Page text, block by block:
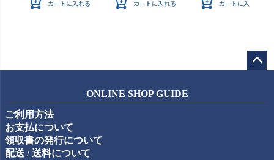
カートに入れる カートに入れる カートに入れる
ップ
ONLINE SHOP GUIDE
ご利用方法
お支払について
領収書の発行について
配送 / 送料について